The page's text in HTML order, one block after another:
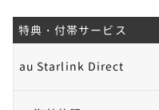
STEP.
機種変更を選択する
特典・付帯サービス
au Starlink Direct